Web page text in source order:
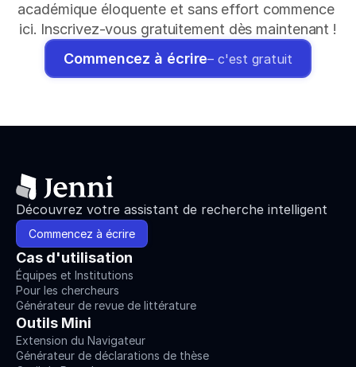
académique éloquente et sans effort commence
ici. Inscrivez-vous gratuitement dès maintenant !
Commencez à écrire– c'est gratuit
Découvrez votre assistant de recherche intelligent
Commencez à écrire
Cas d'utilisation
Équipes et Institutions
Pour les chercheurs
Générateur de revue de littérature
Outils Mini
Extension du Navigateur
Générateur de déclarations de thèse